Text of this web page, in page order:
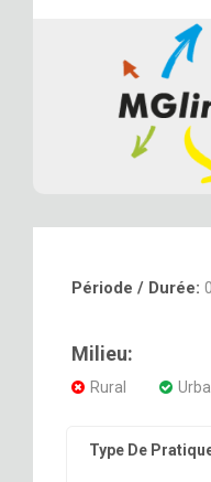
Période / Durée:
Milieu:
Rural
Type De